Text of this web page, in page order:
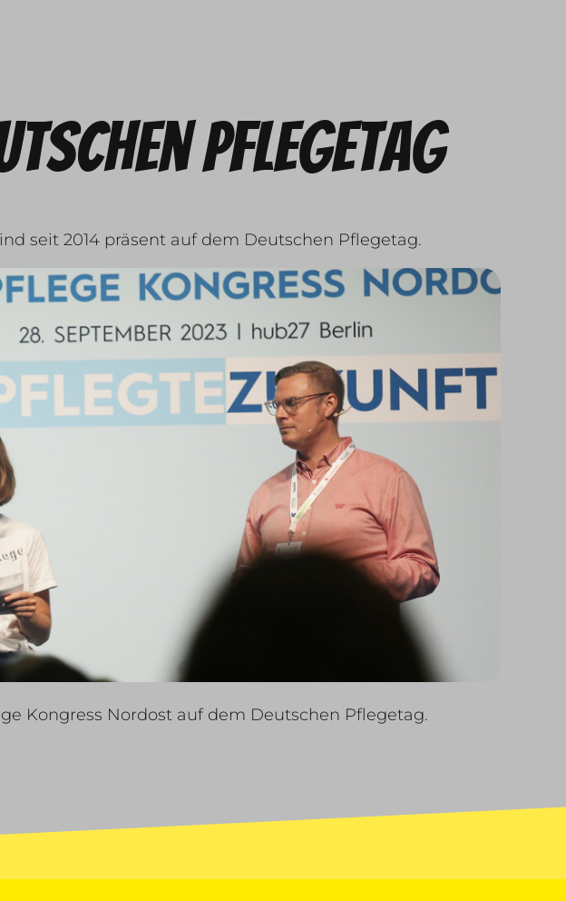
Pflegetag
seit 2014 präsent auf dem Deutschen Pflegetag.
Kongress Nordost auf dem Deutschen Pflegetag.